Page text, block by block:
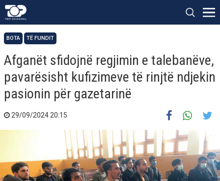
BOTA TË FUNDIT
Afganët sfidojnë regjimin e talebanëve,
pavarësisht kufizimeve të rinjtë ndjekin
pasionin për gazetarinë
29/09/2024 20:15